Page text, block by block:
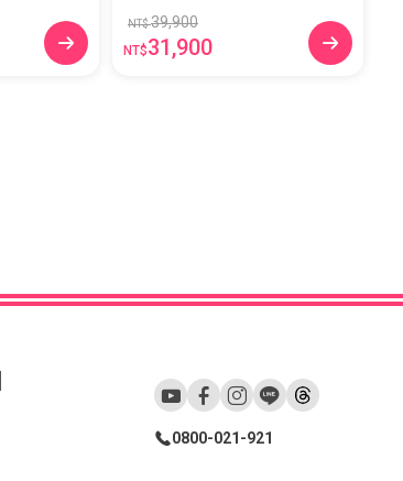
AXXZW
NT$39,900
NT$31,900
0800-021-921